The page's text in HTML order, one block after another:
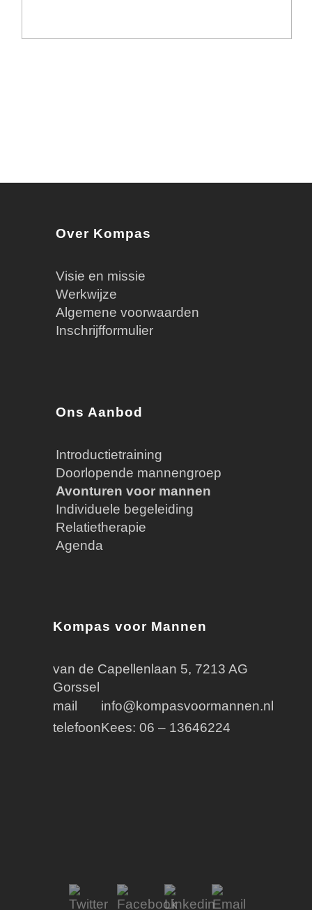
Over Kompas
Visie en missie
Werkwijze
Algemene voorwaarden
Inschrijfformulier
Ons Aanbod
Introductietraining
Doorlopende mannengroep
Avonturen voor mannen
Individuele begeleiding
Relatietherapie
Agenda
Kompas voor Mannen
van de Capellenlaan 5, 7213 AG
Gorssel
mail
info@kompasvoormannen.nl
telefoonKees: 06 – 13646224